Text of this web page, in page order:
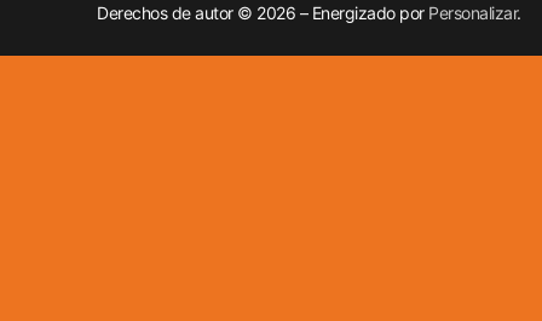
Derechos de autor © 2026 – Energizado por Personalizar.